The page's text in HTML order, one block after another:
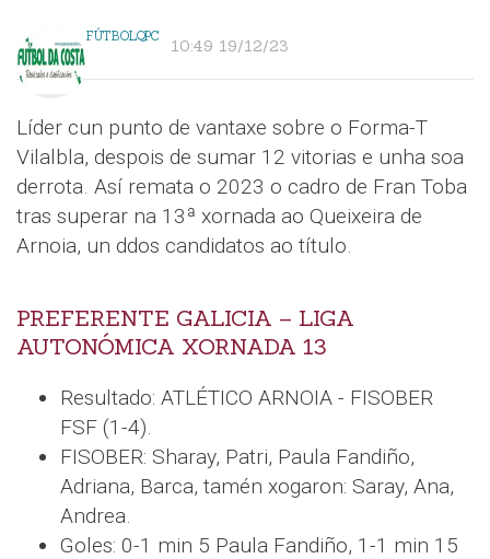
FÚTBOLQPC 10:49 19/12/23
Líder cun punto de vantaxe sobre o Forma-T
Vilalbla, despois de sumar 12 vitorias e unha soa
derrota. Así remata o 2023 o cadro de Fran Toba
tras superar na 13ª xornada ao Queixeira de
Arnoia, un ddos candidatos ao título.
PREFERENTE GALICIA – LIGA
AUTONÓMICA XORNADA 13
Resultado: ATLÉTICO ARNOIA - FISOBER
FSF (1-4).
FISOBER: Sharay, Patri, Paula Fandiño,
Adriana, Barca, tamén xogaron: Saray, Ana,
Andrea.
Goles: 0-1 min 5 Paula Fandiño, 1-1 min 15